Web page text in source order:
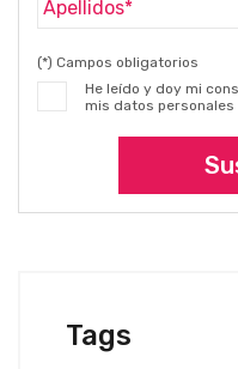
(*) Campos obligatorios
He leído y doy mi
mis datos personales
Tags